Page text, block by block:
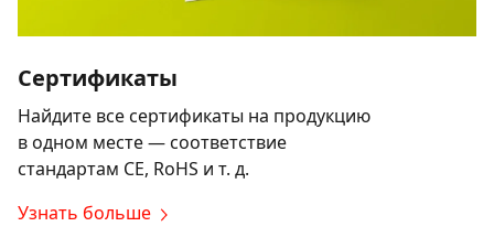
Сертификаты
Найдите все сертификаты на продукцию
в одном месте — соответствие
стандартам CE, RoHS и т. д.
Узнать больше